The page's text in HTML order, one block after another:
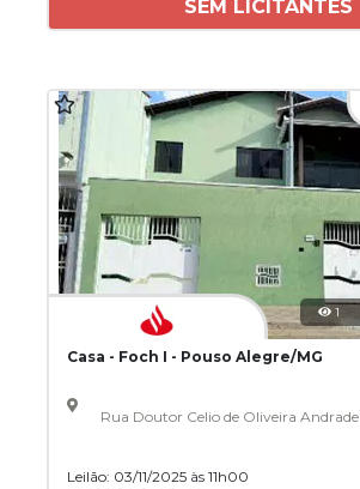
SEM LICITANTES
1
Casa - Foch I - Pouso Alegre/MG
Rua Doutor Celio de Oliveira Andrade
Leilão: 03/11/2025 às 11h00